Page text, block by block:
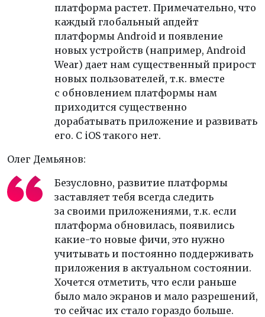
платформа растет. Примечательно, что
каждый глобальный апдейт
платформы Android и появление
новых устройств (например, Android
Wear) дает нам существенный прирост
новых пользователей, т.к. вместе
с обновлением платформы нам
приходится существенно
дорабатывать приложение и развивать
его. С iOS такого нет.
Олег Демьянов:
Безусловно, развитие платформы
заставляет тебя всегда следить
за своими приложениями, т.к. если
платформа обновилась, появились
какие-то новые фичи, это нужно
учитывать и постоянно поддерживать
приложения в актуальном состоянии.
Хочется отметить, что если раньше
было мало экранов и мало разрешений,
то сейчас их стало гораздо больше.